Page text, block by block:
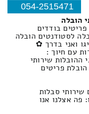
054-2515471
הובלה
פריטים בודדים
לסטודנטים הובלה
ואני בדרך ✿
עם חיוך :
ההובלות שירותי
פריטים
סבלות
פה אצלנו אנו